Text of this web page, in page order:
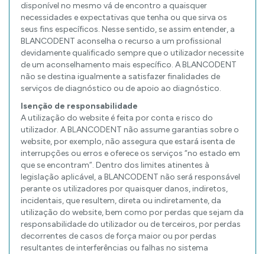
disponível no mesmo vá de encontro a quaisquer
necessidades e expectativas que tenha ou que sirva os
seus fins específicos. Nesse sentido, se assim entender, a
BLANCODENT aconselha o recurso a um profissional
devidamente qualificado sempre que o utilizador necessite
de um aconselhamento mais específico. A BLANCODENT
não se destina igualmente a satisfazer finalidades de
serviços de diagnóstico ou de apoio ao diagnóstico.
Isenção de responsabilidade
A utilização do website é feita por conta e risco do
utilizador. A BLANCODENT não assume garantias sobre o
website, por exemplo, não assegura que estará isenta de
interrupções ou erros e oferece os serviços “no estado em
que se encontram”. Dentro dos limites atinentes à
legislação aplicável, a BLANCODENT não será responsável
perante os utilizadores por quaisquer danos, indiretos,
incidentais, que resultem, direta ou indiretamente, da
utilização do website, bem como por perdas que sejam da
responsabilidade do utilizador ou de terceiros, por perdas
decorrentes de casos de força maior ou por perdas
resultantes de interferências ou falhas no sistema